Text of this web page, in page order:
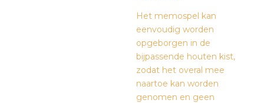
Het memospel kan
eenvoudig worden
opgeborgen in de
bijpassende houten kist,
zodat het overal mee
naartoe kan worden
genomen en geen